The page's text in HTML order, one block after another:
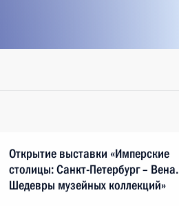
Открытие выставки «Имперские
столицы: Санкт-Петербург – Вена.
Шедевры музейных коллекций»